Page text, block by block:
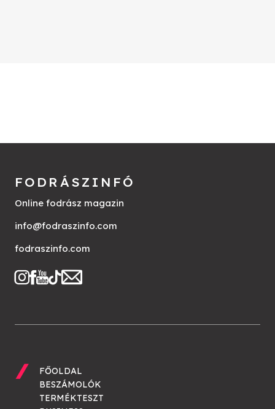
FODRÁSZINFÓ
Online fodrász magazin
info@fodraszinfo.com
fodraszinfo.com
FŐOLDAL
BESZÁMOLÓK
TERMÉKTESZT